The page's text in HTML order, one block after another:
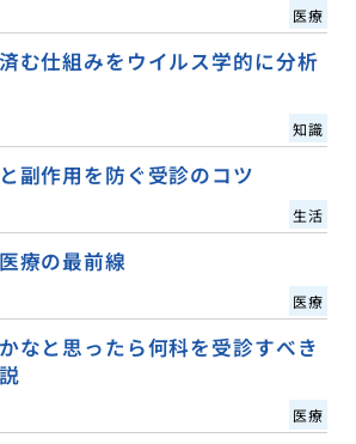
医療
む仕組みをウイルス学的に分析
知識
副作用を防ぐ受診のコツ
生活
療の最前線
医療
なと思ったら何科を受診すべき
医療